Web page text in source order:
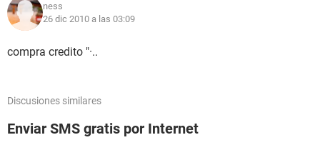
ness
26 dic 2010 a las 03:09
compra credito "·..
Discusiones similares
Enviar SMS gratis por Internet